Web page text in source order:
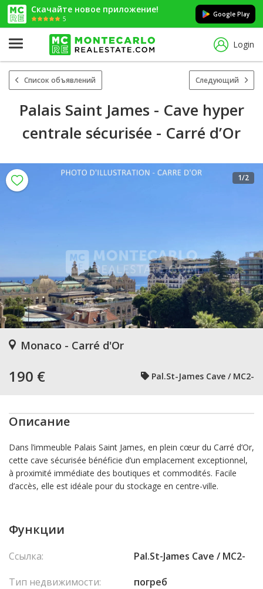
Скачайте новое приложение!
5
Google Play
Login
Список объявлений Следующий
Palais Saint James - Cave hyper
centrale sécurisée - Carré d’Or
1/2
Monaco - Carré d'Or
190 € Pal.St-James Cave / MC2-
Описание
Dans l’immeuble Palais Saint James, en plein cœur du Carré d’Or,
cette cave sécurisée bénéficie d’un emplacement exceptionnel,
à proximité immédiate des boutiques et commodités. Facile
d’accès, elle est idéale pour du stockage en centre-ville.
Функции
Ссылка:
Pal.St-James Cave / MC2-
Тип недвижимости:
погреб